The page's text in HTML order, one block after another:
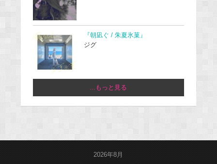
『朝凪ぐ / 朱夏氷菓』
ジグ
...もっと見る
2026年8月